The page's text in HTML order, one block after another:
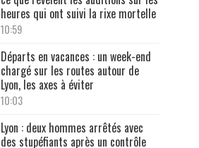
heures qui ont suivi la rixe mortelle
10:59
Départs en vacances : un week-end
chargé sur les routes autour de
Lyon, les axes à éviter
10:03
Lyon : deux hommes arrêtés avec
des stupéfiants après un contrôle